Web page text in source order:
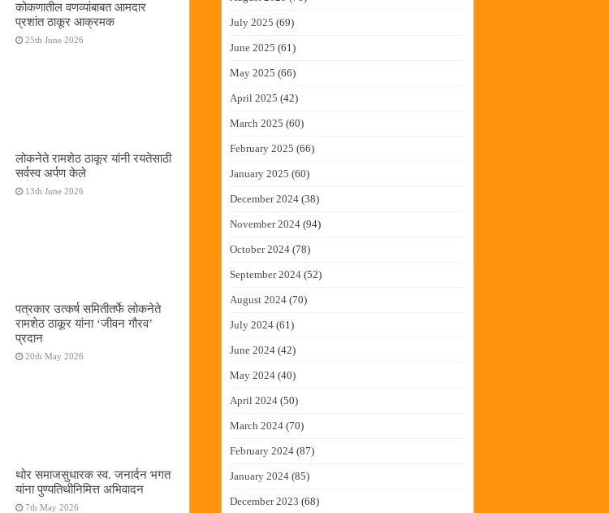
कोकणातील वणव्यांबाबत आमदार
प्रशांत ठाकूर आक्रमक
25th June 2026
लोकनेते रामशेठ ठाकूर यांनी रयतेसाठी
सर्वस्व अर्पण केले
13th June 2026
पत्रकार उत्कर्ष समितीतर्फे लोकनेते
रामशेठ ठाकूर यांना ‌‘जीवन गौरव‌’
प्रदान
20th May 2026
थोर समाजसुधारक स्व. जनार्दन भगत
यांना पुण्यतिथीनिमित्त अभिवादन
7th May 2026
July 2025 (69)
June 2025 (61)
May 2025 (66)
April 2025 (42)
March 2025 (60)
February 2025 (66)
January 2025 (60)
December 2024 (38)
November 2024 (94)
October 2024 (78)
September 2024 (52)
August 2024 (70)
July 2024 (61)
June 2024 (42)
May 2024 (40)
April 2024 (50)
March 2024 (70)
February 2024 (87)
January 2024 (85)
December 2023 (68)